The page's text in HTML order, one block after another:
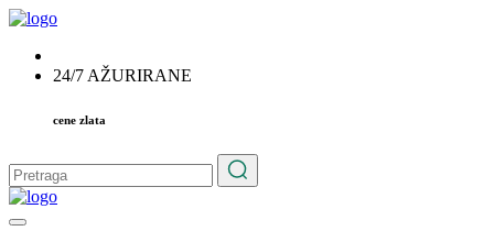
24/7 AŽURIRANE
cene zlata